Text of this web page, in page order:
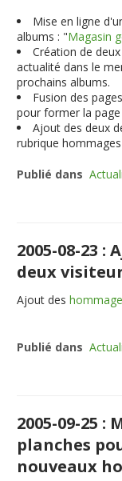
Mise en ligne
albums : "Magasin
Création de
actualité dans le
prochains albums.
Fusion des
pour former la
Ajout des deux
rubrique
Publié dans
2005-08-23 :
deux
Ajout des
Publié dans
2005-09-25 :
planches
nouveaux